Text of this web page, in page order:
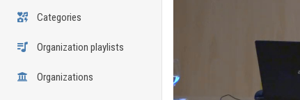
Categories
Organization playlists
Organizations